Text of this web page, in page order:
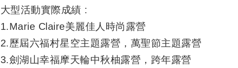
大型活動實際成績 :
1.Marie Claire美麗佳人時尚露營
2.歷屆六福村星空主題露營，萬聖節主題露營
3.劍湖山幸福摩天輪中秋柚露營，跨年露營